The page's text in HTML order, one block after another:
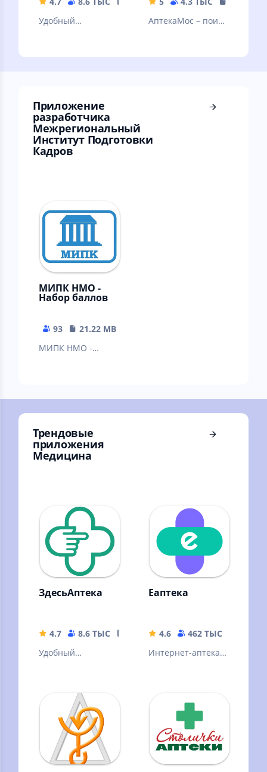
Удобный
АптекаМос – поиск
Приложение
разработчика
Межрегиональный
Институт Подготовки
Кадров
МИПК НМО -
Набор баллов
93
21.22 MB
МИПК НМО -
специалистов с
высшим и
Трендовые
приложения
Медицина
ЗдесьАптека
4.7 8.6 ТЫС
28.14 MB
Удобный
медицинских
приборов, товаров
для красоты
Еаптека
4.6 462 ТЫС
Интернет-аптека с
Скидка на первый